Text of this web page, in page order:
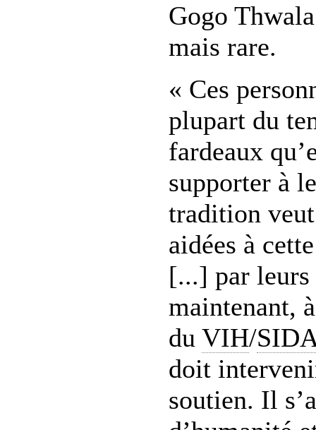
Gogo
mais rare.
« Ces
plupart du
fardeaux
supporter à
tradition
aidées à
[...] par
maintenant,
du VIH/
doit
soutien. Il